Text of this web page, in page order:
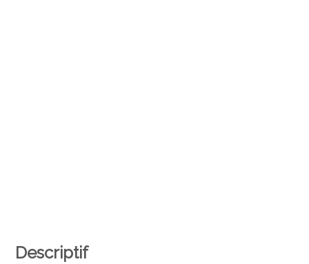
Descriptif